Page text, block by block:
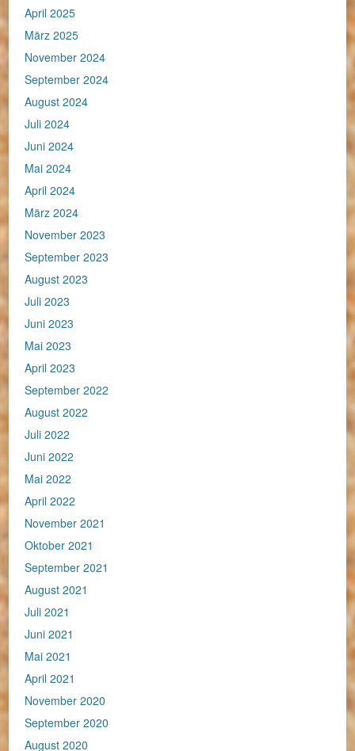
April 2025
März 2025
November 2024
September 2024
August 2024
Juli 2024
Juni 2024
Mai 2024
April 2024
März 2024
November 2023
September 2023
August 2023
Juli 2023
Juni 2023
Mai 2023
April 2023
September 2022
August 2022
Juli 2022
Juni 2022
Mai 2022
April 2022
November 2021
Oktober 2021
September 2021
August 2021
Juli 2021
Juni 2021
Mai 2021
April 2021
November 2020
September 2020
August 2020